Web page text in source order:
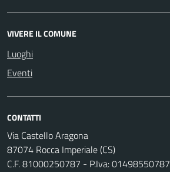
VIVERE IL COMUNE
Luoghi
Eventi
CONTATTI
Via Castello Aragona
87074 Rocca Imperiale (CS)
C.F. 81000250787 - P.Iva: 01498550787